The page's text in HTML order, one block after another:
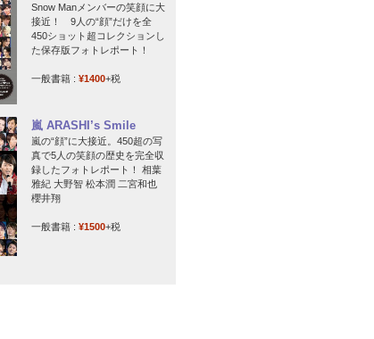
Snow Manメンバーの笑顔に大
接近！ 9人の“顔”だけを全
450ショット超コレクションし
た保存版フォトレポート！
一般書籍 : ¥1400+税
嵐 ARASHI’s Smile
嵐の“顔”に大接近。450超の写
真で5人の笑顔の歴史を完全収
録したフォトレポート！ 相葉
雅紀 大野智 松本潤 二宮和也
櫻井翔
一般書籍 : ¥1500+税